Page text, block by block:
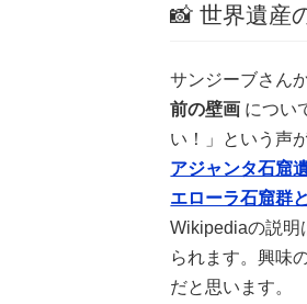
📸 世界遺産
サンジーブさん
前の壁画 につい
い！」という声
アジャンタ石窟
エローラ石窟群
Wikipediaの説明
られます。興味
だと思います。